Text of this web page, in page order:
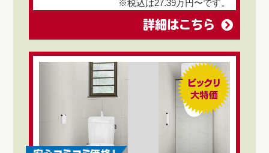
※税込は27.39万円〜です。
詳細はこちら